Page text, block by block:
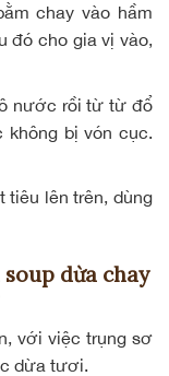
chay vào hầm
đó cho gia vị vào,
nước rồi từ từ đổ
bị vón cục.
tiêu lên trên, dùng
dừa chay
với việc trụng sơ
dừa tươi.